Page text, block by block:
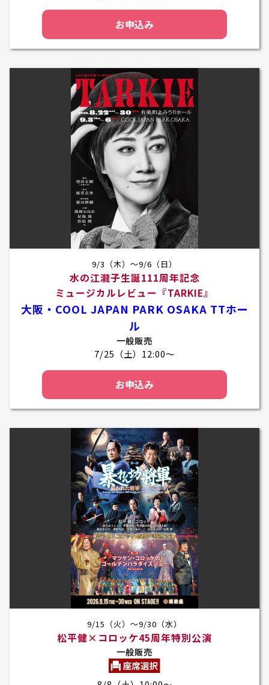
お申込み
9/3（木）～9/6（日）
水の江瀧子生誕111周年記念
ミュージカルレビュー『TARKIE』
大阪・COOL JAPAN PARK OSAKA TTホー
ル
一般販売
7/25（土）12:00～
お申込み
9/15（火）～9/30（水）
松平健×コロッケ45周年特別公演
一般販売